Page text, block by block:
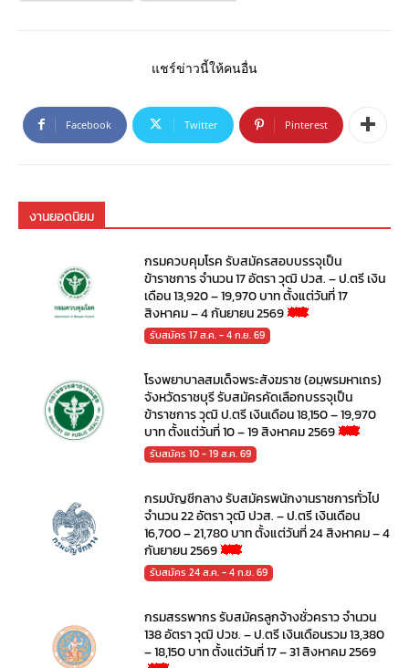
แชร์ข่าวนี้ให้คนอื่น
Facebook Twitter Pinterest
งานยอดนิยม
กรมควบคุมโรค รับสมัครสอบบรรจุเป็น
ข้าราชการ จำนวน 17 อัตรา วุฒิ ปวส. – ป.ตรี เงิน
เดือน 13,920 – 19,970 บาท ตั้งแต่วันที่ 17
สิงหาคม – 4 กันยายน 2569
รับสมัคร 17 ส.ค. - 4 ก.ย. 69
โรงพยาบาลสมเด็จพระสังฆราช (อมฺพรมหาเถร)
จังหวัดราชบุรี รับสมัครคัดเลือกบรรจุเป็น
ข้าราชการ วุฒิ ป.ตรี เงินเดือน 18,150 – 19,970
บาท ตั้งแต่วันที่ 10 – 19 สิงหาคม 2569
รับสมัคร 10 - 19 ส.ค. 69
กรมบัญชีกลาง รับสมัครพนักงานราชการทั่วไป
จำนวน 22 อัตรา วุฒิ ปวส. – ป.ตรี เงินเดือน
16,700 – 21,780 บาท ตั้งแต่วันที่ 24 สิงหาคม – 4
กันยายน 2569
รับสมัคร 24 ส.ค. - 4 ก.ย. 69
กรมสรรพากร รับสมัครลูกจ้างชั่วคราว จำนวน
138 อัตรา วุฒิ ปวช. – ป.ตรี เงินเดือนรวม 13,380
– 18,150 บาท ตั้งแต่วันที่ 17 – 31 สิงหาคม 2569